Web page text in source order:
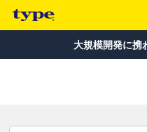
大規模開発に携